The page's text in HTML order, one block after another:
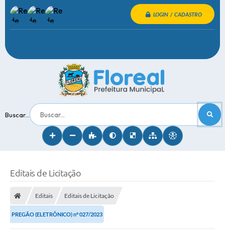
LOGIN / CADASTRO
Buscar...
Editais de Licitação
Editais Editais de Licitação
PREGÃO (ELETRÔNICO) n° 027/2023